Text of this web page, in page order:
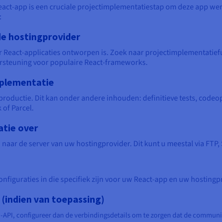
app is een cruciale projectimplementatiestap om deze app
hostingprovider
React-applicaties ontworpen is. Zoek naar
voor populaire React-frameworks.
Dit kan onder andere inhouden: definitieve tests,
Parcel.
over
de server van uw hostingprovider. Dit kunt u meestal via FTP,
in die specifiek zijn voor uw React-app en uw
van toepassing)
configureer dan de verbindingsdetails om te zorgen dat de